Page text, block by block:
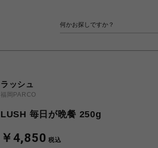
ラッシュ
福岡PARCO
LUSH 毎日が晩餐 250g
￥4,850 税込